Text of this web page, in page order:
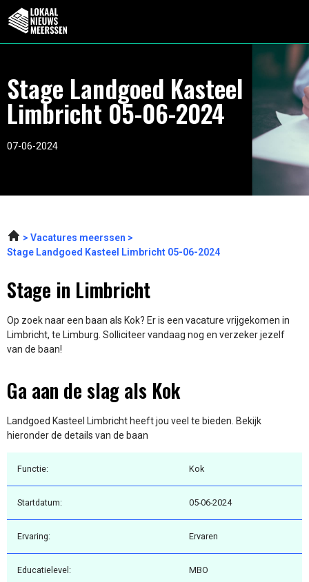
Stage Landgoed Kasteel
Limbricht 05-06-2024
07-06-2024
Vacatures meerssen
Stage Landgoed Kasteel Limbricht 05-06-2024
Stage in Limbricht
Op zoek naar een baan als Kok? Er is een vacature vrijgekomen in
Limbricht, te Limburg. Solliciteer vandaag nog en verzeker jezelf
van de baan!
Ga aan de slag als Kok
Landgoed Kasteel Limbricht heeft jou veel te bieden. Bekijk
hieronder de details van de baan
Functie: Kok
Startdatum: 05-06-2024
Ervaring: Ervaren
Educatielevel: MBO